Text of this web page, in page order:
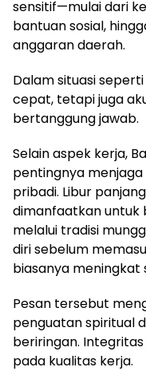
sensitif—mulai dari
bantuan sosial,
anggaran daerah.
Dalam situasi
cepat, tetapi juga
bertanggung jawab.
Selain aspek kerja,
pentingnya
pribadi. Libur
dimanfaatkan untuk
melalui tradisi
diri sebelum
biasanya meningkat
Pesan tersebut
penguatan spiritual
beriringan.
pada kualitas kerja.